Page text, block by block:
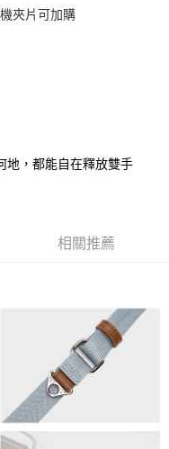
交易確認頁面所載為準。
於每月結算日後寄送繳費提
／台灣大直營門市／銀行轉
下簡稱本公司）所提供，讓
並由商店將買賣／分期付款
夾片可加購
地，都能自在釋放雙手
相關推薦